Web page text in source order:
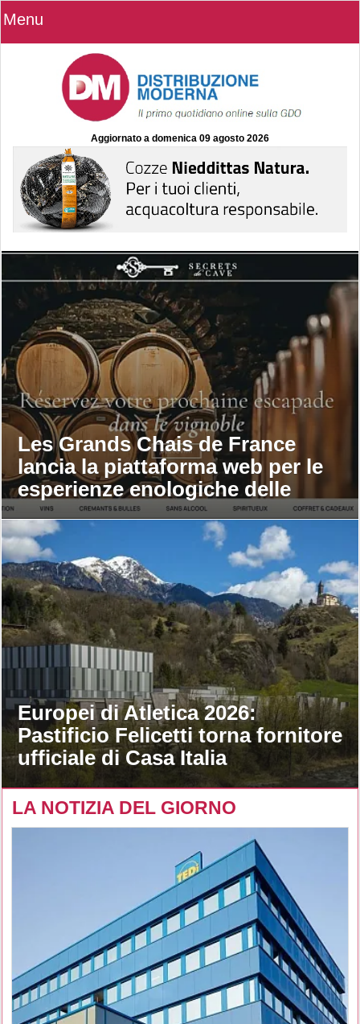
Menu
Aggiornato a domenica 09 agosto 2026
Les Grands Chais de France
lancia la piattaforma web per le
esperienze enologiche delle
maison
Europei di Atletica 2026:
Pastificio Felicetti torna fornitore
ufficiale di Casa Italia
LA NOTIZIA DEL GIORNO